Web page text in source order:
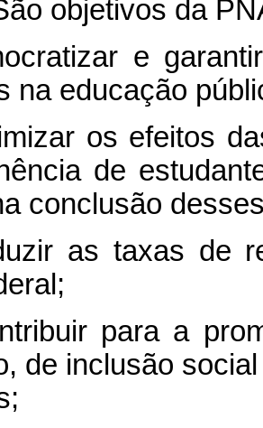
objetivos da
e
na educação
os efeitos
de
conclusão
as taxas de
para a
de inclusão